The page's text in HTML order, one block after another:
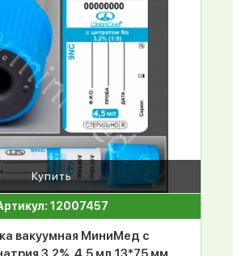
Купить
12007457
вакуумная МиниМед с